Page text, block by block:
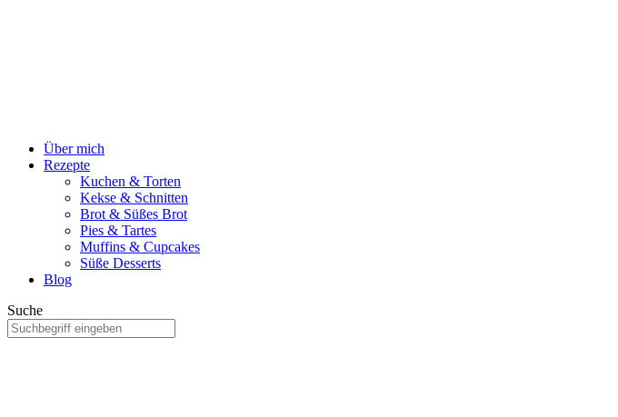
Über mich
Rezepte
Kuchen & Torten
Kekse & Schnitten
Brot & Süßes Brot
Pies & Tartes
Muffins & Cupcakes
Süße Desserts
Blog
Suche